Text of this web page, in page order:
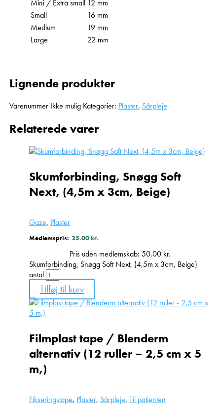
Mini / Extra small 12 mm
Small
16 mm
Medium
19 mm
Large
22 mm
Lignende produkter
Varenummer Ikke mulig Kategorier: Plaster, Sårpleje
Relaterede varer
Gaze, Plaster
Skumforbinding, Snøgg Soft
Next, (4,5m x 3cm, Beige)
Medlemspris: 25.00kr.
Pris uden medlemskab:50.00 kr.
Skumforbinding, Snøgg Soft Next, (4,5m x 3cm, Beige)
antal
Tilføj til kurv
Fikseringstape, Plaster, Sårpleje, Til patienten
Filmplast tape / Blenderm
alternativ (12 ruller – 2,5 cm x 5
m,)